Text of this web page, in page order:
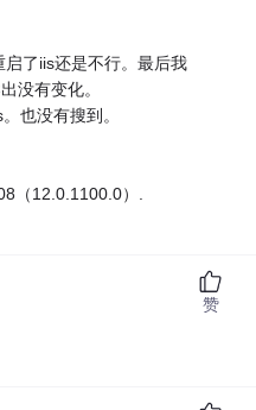
了iis还是不行。最后我
没有变化。
也没有搜到。
（12.0.1100.0）.
赞